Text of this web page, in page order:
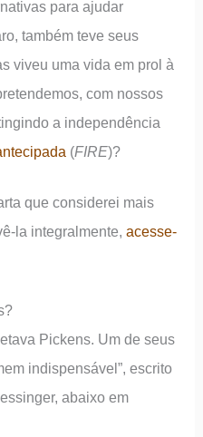
para ajudar
também teve seus
viveu uma vida em prol à
com nossos
a independência
(FIRE)?
que considerei mais
la integralmente,acesse-
Pickens. Um de seus
indispensável”, escrito
abaixo em